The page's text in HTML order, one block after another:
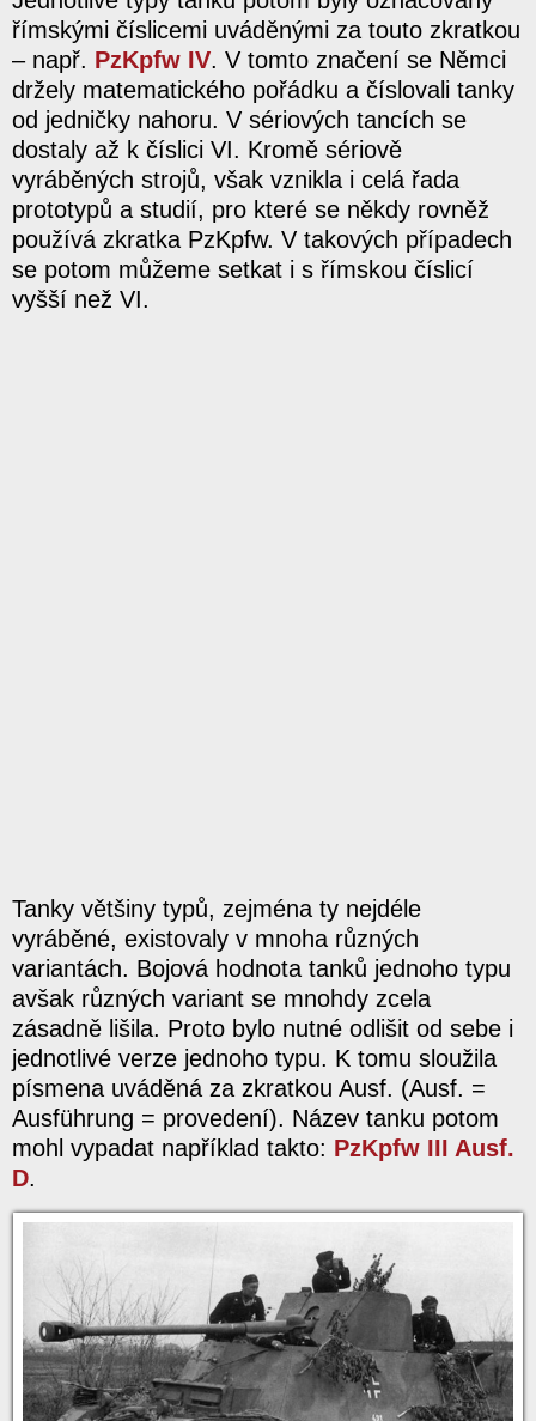
římskými číslicemi uváděnými za touto zkratkou
– např. PzKpfw IV. V tomto značení se Němci
držely matematického pořádku a číslovali tanky
od jedničky nahoru. V sériových tancích se
dostaly až k číslici VI. Kromě sériově
vyráběných strojů, však vznikla i celá řada
prototypů a studií, pro které se někdy rovněž
používá zkratka PzKpfw. V takových případech
se potom můžeme setkat i s římskou číslicí
vyšší než VI.
Tanky většiny typů, zejména ty nejdéle
vyráběné, existovaly v mnoha různých
variantách. Bojová hodnota tanků jednoho typu
avšak různých variant se mnohdy zcela
zásadně lišila. Proto bylo nutné odlišit od sebe i
jednotlivé verze jednoho typu. K tomu sloužila
písmena uváděná za zkratkou Ausf. (Ausf. =
Ausführung = provedení). Název tanku potom
mohl vypadat například takto: PzKpfw III Ausf.
D.